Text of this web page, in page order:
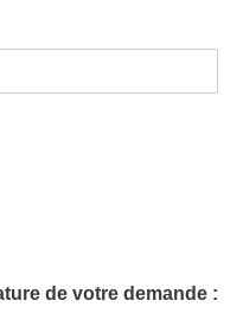
de votre demande :